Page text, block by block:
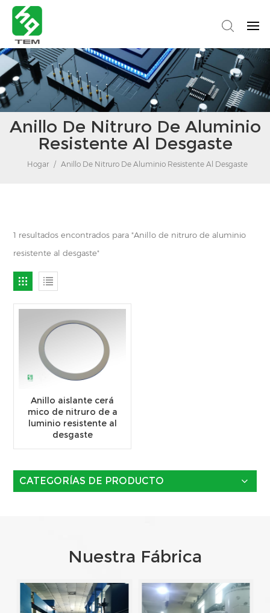
Anillo De Nitruro De Aluminio
Resistente Al Desgaste
Hogar / Anillo De Nitruro De Aluminio Resistente Al Desgaste
1 resultados encontrados para "Anillo de nitruro de aluminio
resistente al desgaste"
Anillo aislante cerá
mico de nitruro de a
luminio resistente al
desgaste
CATEGORÍAS DE PRODUCTO
Nuestra Fábrica